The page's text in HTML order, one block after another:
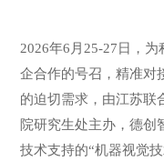
2026年6月25-27日，
企合作的号召，精准对
的迫切需求，由江苏联
院研究生处主办，德创
技术支持的“机器视觉